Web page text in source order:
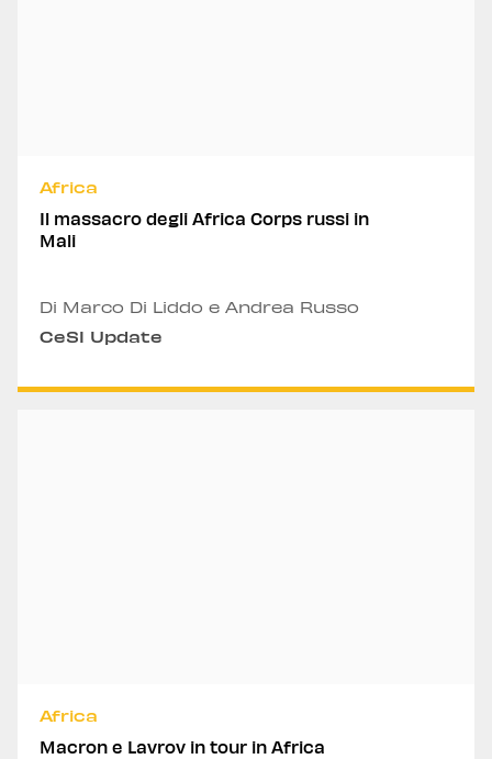
Africa
Il massacro degli Africa Corps russi in
Mali
Di Marco Di Liddo e Andrea Russo
CeSI Update
Africa
Macron e Lavrov in tour in Africa